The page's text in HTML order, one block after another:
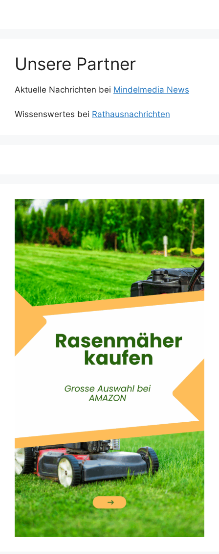
Unsere Partner
Aktuelle Nachrichten bei Mindelmedia News
Wissenswertes bei Rathausnachrichten